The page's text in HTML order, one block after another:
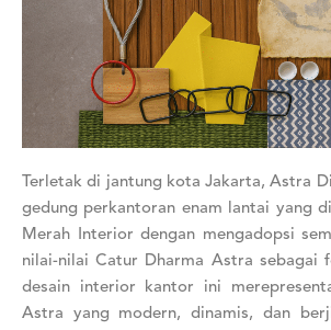
Terletak di jantung kota Jakarta, Astra
gedung perkantoran enam lantai yang
Merah Interior dengan mengadopsi
nilai-nilai Catur Dharma Astra sebagai
desain interior kantor ini
Astra yang modern, dinamis, dan